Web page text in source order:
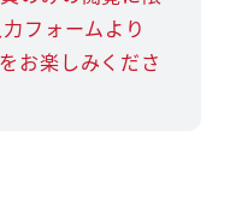
フォームより
お楽しみくださ